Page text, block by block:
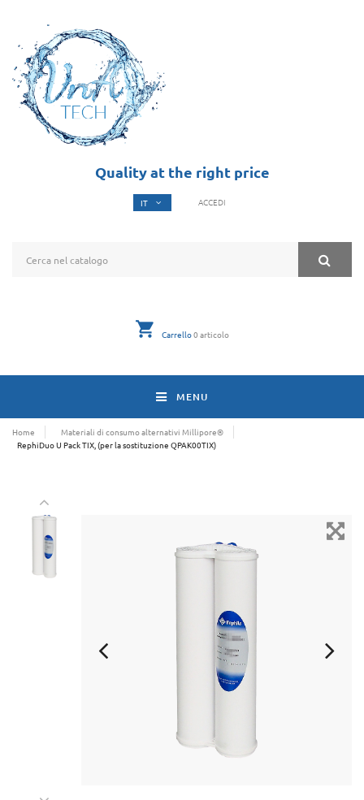
Quality at the right price
ACCEDI
Carrello0 articolo
MENU
Home
Materiali di consumo alternativi Millipore®
RephiDuo U Pack TIX, (per la sostituzione QPAK00TIX)